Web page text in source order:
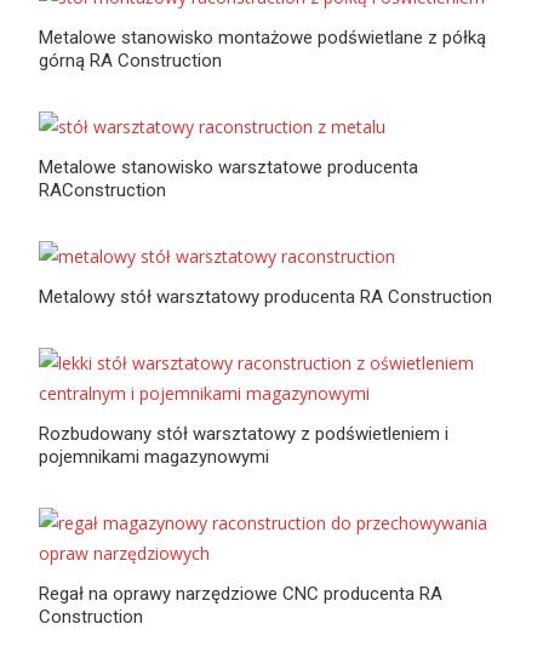
Metalowe stanowisko montażowe podświetlane z półką
górną RA Construction
Metalowe stanowisko warsztatowe producenta
RAConstruction
Metalowy stół warsztatowy producenta RA Construction
Rozbudowany stół warsztatowy z podświetleniem i
pojemnikami magazynowymi
Regał na oprawy narzędziowe CNC producenta RA
Construction